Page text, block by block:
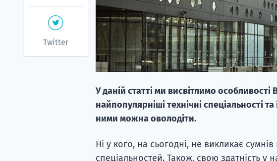
Twitter
У даній статті ми висвітлимо
найпопулярніші технічні спеціальності
ними можна оволодіти.
Ні у кого, на сьогодні, не викликає сумнів
спеціальностей. Також, свою здатність у